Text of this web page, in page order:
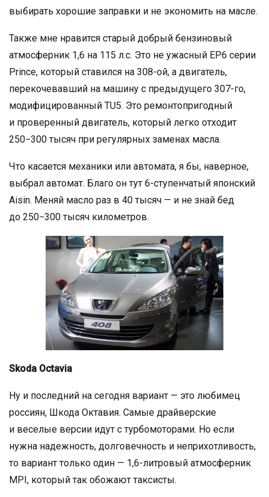
выбирать хорошие заправки и не экономить на масле.
Также мне нравится старый добрый бензиновый
атмосферник 1,6 на 115 л.с. Это не ужасный EP6 серии
Prince, который ставился на 308-ой, а двигатель,
перекочевавший на машину с предыдущего 307-го,
модифицированный TU5. Это ремонтопригодный
и проверенный двигатель, который легко отходит
250−300 тысяч при регулярных заменах масла.
Что касается механики или автомата, я бы, наверное,
выбрал автомат. Благо он тут 6-ступенчатый японский
Aisin. Меняй масло раз в 40 тысяч — и не знай бед
до 250−300 тысяч километров.
Skoda Octavia
Ну и последний на сегодня вариант — это любимец
россиян, Шкода Октавия. Самые драйверские
и веселые версии идут с турбомоторами. Но если
нужна надежность, долговечность и неприхотливость,
то вариант только один — 1,6-литровый атмосферник
MPI, который так обожают таксисты.